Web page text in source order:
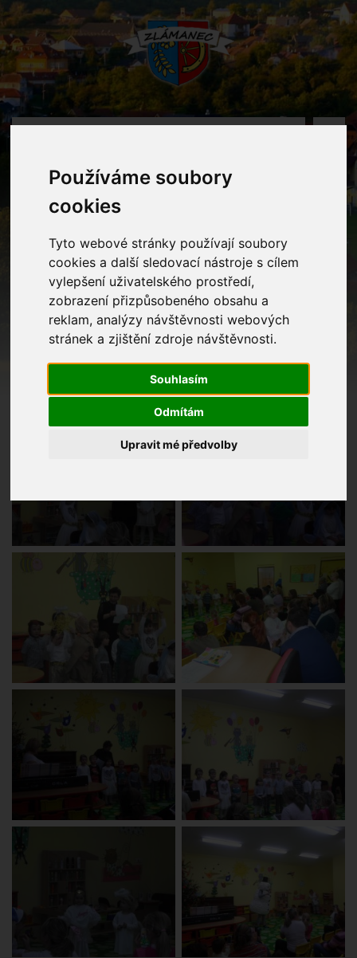
Používáme soubory
cookies
Tyto webové stránky používají soubory
cookies a další sledovací nástroje s cílem
vylepšení uživatelského prostředí,
zobrazení přizpůsobeného obsahu a
reklam, analýzy návštěvnosti webových
stránek a zjištění zdroje návštěvnosti.
Souhlasím
Odmítám
Upravit mé předvolby
Fotogalerie
Home Fotogalerie Vánoční besídka